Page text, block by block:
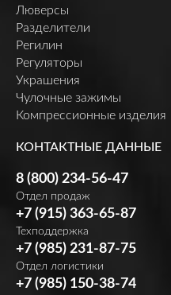
Люверсы
Разделители
Регилин
Регуляторы
Украшения
Чулочные зажимы
Компрессионные изделия
КОНТАКТНЫЕ ДАННЫЕ
8 (800) 234-56-47
Отдел продаж
+7 (915) 363-65-87
Техподдержка
+7 (985) 231-87-75
Отдел логистики
+7 (985) 150-38-74